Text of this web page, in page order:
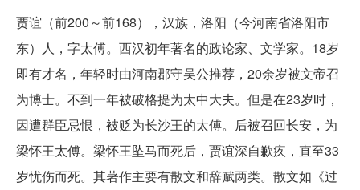
贾谊（前200～前168），汉族，洛阳（今河南省洛阳市
东）人，字太傅。西汉初年著名的政论家、文学家。18岁
即有才名，年轻时由河南郡守吴公推荐，20余岁被文帝召
为博士。不到一年被破格提为太中大夫。但是在23岁时，
因遭群臣忌恨，被贬为长沙王的太傅。后被召回长安，为
梁怀王太傅。梁怀王坠马而死后，贾谊深自歉疚，直至33
岁忧伤而死。其著作主要有散文和辞赋两类。散文如《过